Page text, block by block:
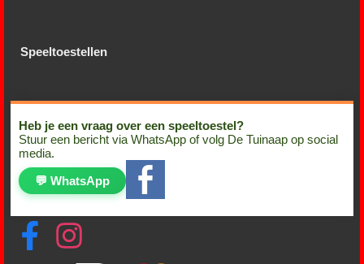
Speeltoestellen
Heb je een vraag over een speeltoestel?
Stuur een bericht via WhatsApp of volg De Tuinaap op social
media.
💬 WhatsApp